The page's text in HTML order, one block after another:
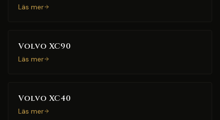
Läs mer
Volvo XC90
Läs mer
Volvo XC40
Läs mer